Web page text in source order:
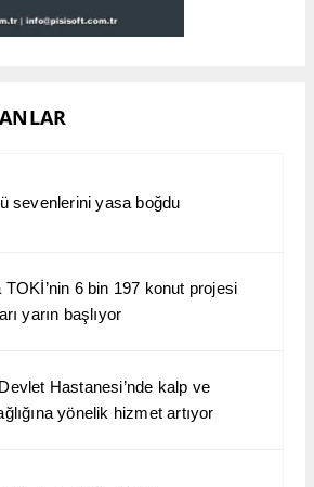
sevenlerini yasa boğdu
TOKİ’nin 6 bin 197 konut projesi
yarın başlıyor
Hastanesi’nde kalp ve
yönelik hizmet artıyor